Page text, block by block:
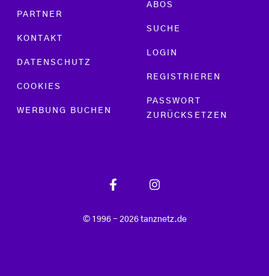
PARTNER
KONTAKT
DATENSCHUTZ
COOKIES
WERBUNG BUCHEN
ABOS
SUCHE
LOGIN
REGISTRIEREN
PASSWORT
ZURÜCKSETZEN
© 1996 - 2026 tanznetz.de